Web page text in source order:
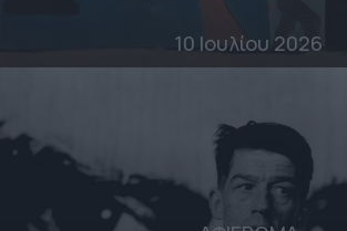
10 Ιουλίου 2026